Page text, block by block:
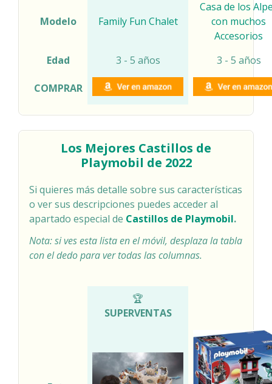
Modelo Family Fun Chalet
Casa de los
con muchos
Accesorios
Edad
3 - 5 años 3 - 5 años
COMPRAR
Los Mejores Castillos de
Playmobil de 2022
Si quieres más detalle sobre sus características
o ver sus descripciones puedes acceder al
apartado especial de Castillos de Playmobil.
Nota: si ves esta lista en el móvil, desplaza la tabla
con el dedo para ver todas las columnas.
🏆
SUPERVENTAS